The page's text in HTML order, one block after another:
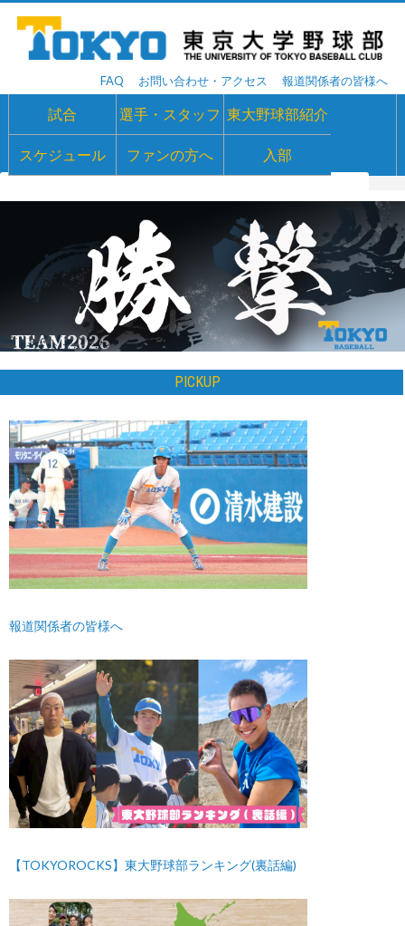
FAQ お問い合わせ・アクセス 報道関係者の皆様へ
試合 選手・スタッフ 東大野球部紹介
スケジュール ファンの方へ 入部
堀部 康平- 2026主将・内野手
PICKUP
報道関係者の皆様へ
【TOKYOROCKS】東大野球部ランキング(裏話編)